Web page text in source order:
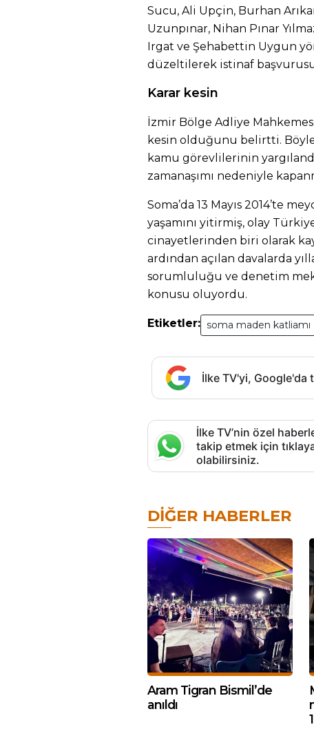
Sucu, Ali Upçin, Burhan
Uzunpınar, Nihan Pınar
Irgat ve Şehabettin Uygun
düzeltilerek istinaf
Karar kesin
İzmir Bölge Adliye
kesin olduğunu belirtti.
kamu görevlilerinin
zamanaşımı nedeniyle
Soma’da 13 Mayıs 2014’te
yaşamını yitirmiş, olay
cinayetlerinden biri olarak
ardından açılan davalarda
sorumluluğu ve denetim
konusu oluyordu.
Etiketler: soma maden katliamı
İlke TV'yi, Google'da
İlke TV’nin özel
takip etmek için
olabilirsiniz.
DIĞER HABERLER
Aram Tigran Bismil’de
anıldı